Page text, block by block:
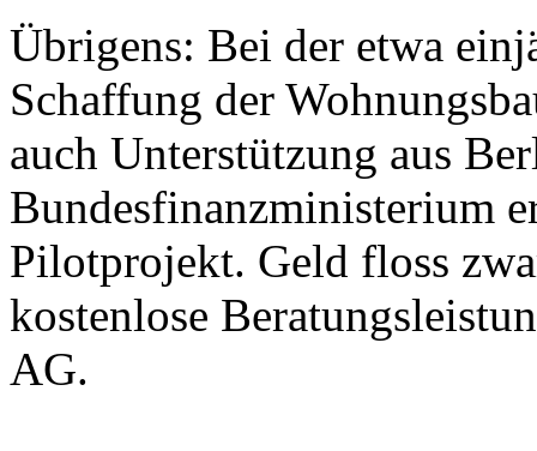
Übrigens: Bei der etwa
Schaffung der
auch Unterstützung aus
Bundesfinanzministerium
Pilotprojekt. Geld floss
kostenlose
AG.